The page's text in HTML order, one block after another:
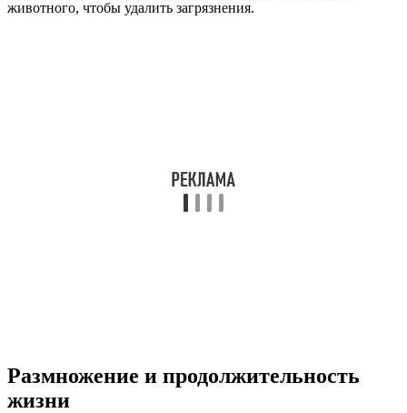
животного, чтобы удалить загрязнения.
Размножение и продолжительность
жизни